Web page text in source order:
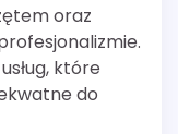
oraz
które
do